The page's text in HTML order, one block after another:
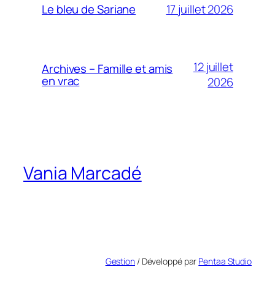
Le bleu de Sariane 17 juillet 2026
Archives – Famille et amis
en vrac
12 juillet
2026
Vania Marcadé
Gestion/ Développé par Pentaa Studio